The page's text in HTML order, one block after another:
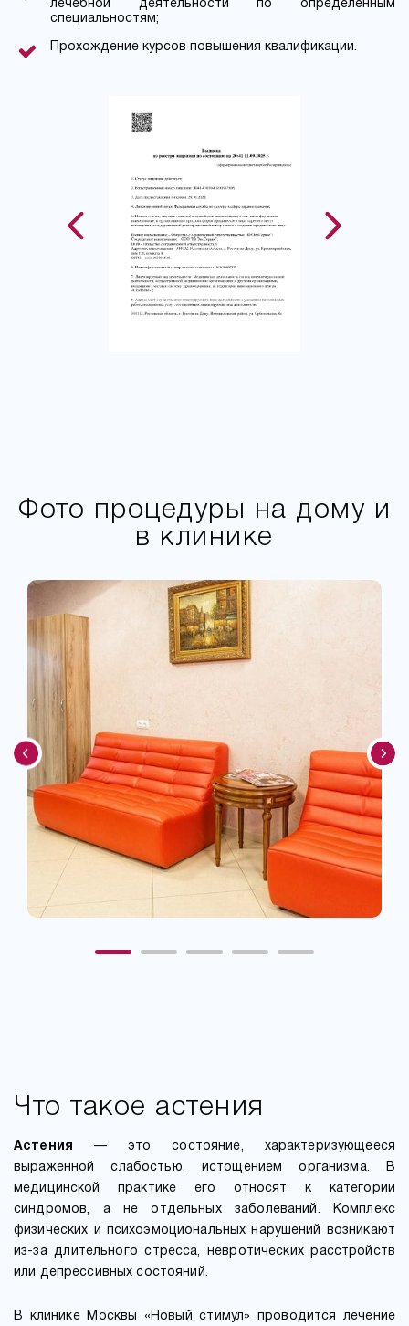
лечебной деятельности по определенным
специальностям;
Прохождение курсов повышения квалификации.
Фото процедуры на дому и
в клинике
Что такое астения
Астения — это состояние, характеризующееся
выраженной слабостью, истощением организма. В
медицинской практике его относят к категории
синдромов, а не отдельных заболеваний. Комплекс
физических и психоэмоциональных нарушений возникают
из-за длительного стресса, невротических расстройств
или депрессивных состояний.
В клинике Москвы «Новый стимул» проводится лечение